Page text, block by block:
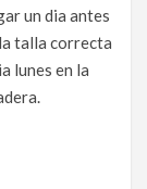
un dia antes
talla correcta
lunes en la